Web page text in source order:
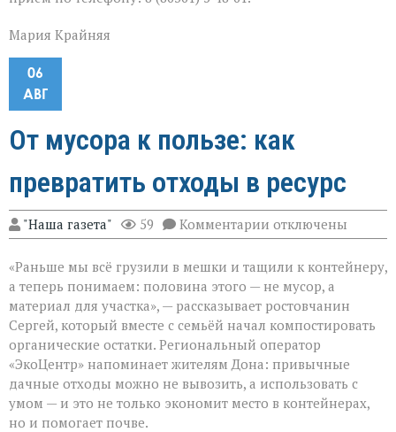
Мария Крайняя
06
АВГ
От мусора к пользе: как
превратить отходы в ресурс
"Наша газета" 59 Комментарии к
записи
мусора
к
пользе:
как
превратить
отходы
в
ресурс
отключены
«Раньше мы всё грузили в мешки и тащили к контейнеру,
а теперь понимаем: половина этого — не мусор, а
материал для участка», — рассказывает ростовчанин
Сергей, который вместе с семьёй начал компостировать
органические остатки. Региональный оператор
«ЭкоЦентр» напоминает жителям Дона: привычные
дачные отходы можно не вывозить, а использовать с
умом — и это не только экономит место в контейнерах,
но и помогает почве.